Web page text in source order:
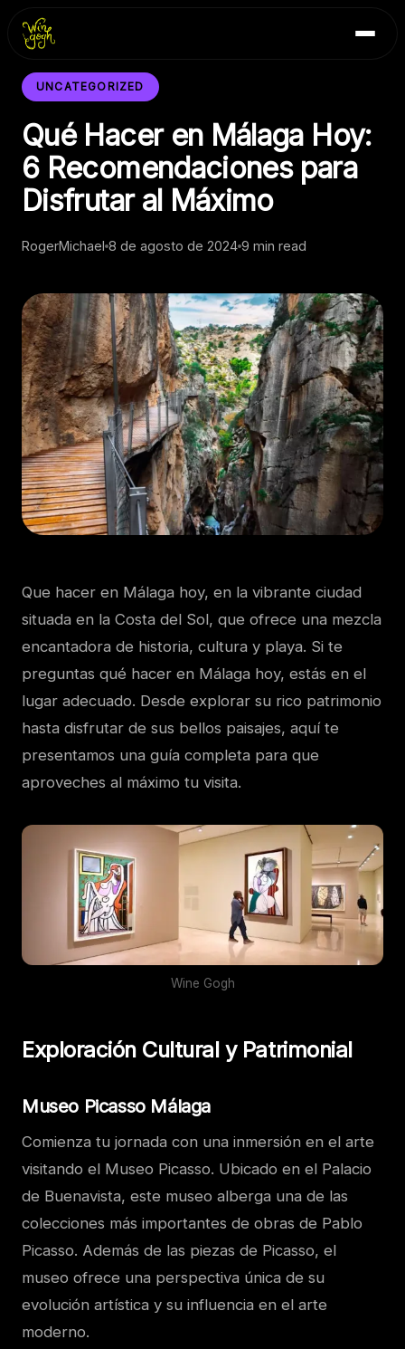
Inicio
Blog
Contacto
UNCATEGORIZED
Qué Hacer en Málaga Hoy:
6 Recomendaciones para
Disfrutar al Máximo
RogerMichael 8 de agosto de 2024 9 min read
Que hacer en Málaga hoy, en la vibrante ciudad
situada en la Costa del Sol, que ofrece una mezcla
encantadora de historia, cultura y playa. Si te
preguntas qué hacer en Málaga hoy, estás en el
lugar adecuado. Desde explorar su rico patrimonio
hasta disfrutar de sus bellos paisajes, aquí te
presentamos una guía completa para que
aproveches al máximo tu visita.
Wine Gogh
Exploración Cultural y Patrimonial
Museo Picasso Málaga
Comienza tu jornada con una inmersión en el arte
visitando el Museo Picasso. Ubicado en el Palacio
de Buenavista, este museo alberga una de las
colecciones más importantes de obras de Pablo
Picasso. Además de las piezas de Picasso, el
museo ofrece una perspectiva única de su
evolución artística y su influencia en el arte
moderno.